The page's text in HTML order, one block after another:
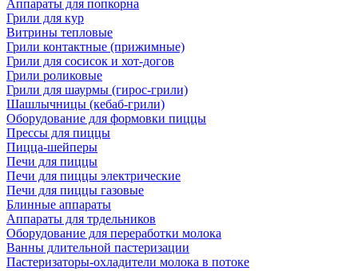
Аппараты для попкорна
Грили для кур
Витрины тепловые
Грили контактные (прижимные)
Грили для сосисок и хот-догов
Грили роликовые
Грили для шаурмы (гирос-грили)
Шашлычницы (кебаб-грили)
Оборудование для формовки пиццы
Прессы для пиццы
Пицца-шейперы
Печи для пиццы
Печи для пиццы электрические
Печи для пиццы газовые
Блинные аппараты
Аппараты для трдельников
Оборудование для переработки молока
Ванны длительной пастеризации
Пастеризаторы-охладители молока в потоке